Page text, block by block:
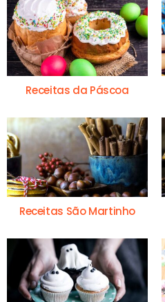
Receitas da Páscoa
Receitas São Martinho